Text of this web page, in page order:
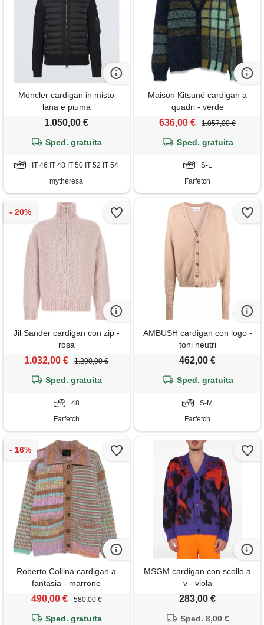
Moncler cardigan in misto
lana e piuma
1.050,00 €
Sped. gratuita
IT 46 IT 48 IT 50 IT 52 IT 54
mytheresa
Maison Kitsuné cardigan a
quadri - verde
636,00 € 1.057,00 €
Sped. gratuita
S-L
Farfetch
Jil Sander cardigan con zip -
rosa
1.032,00 € 1.290,00 €
Sped. gratuita
48
Farfetch
AMBUSH cardigan con logo -
toni neutri
462,00 €
Sped. gratuita
S-M
Farfetch
Roberto Collina cardigan a
fantasia - marrone
490,00 € 580,00 €
Sped. gratuita
MSGM cardigan con scollo a
v - viola
283,00 €
Sped. 8,00 €